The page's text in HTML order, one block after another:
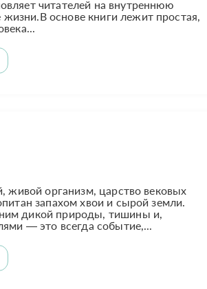
читателей на внутреннюю
основе книги лежит простая,
живой организм, царство вековых
запахом хвои и сырой земли.
дикой природы, тишины и,
— это всегда событие,...